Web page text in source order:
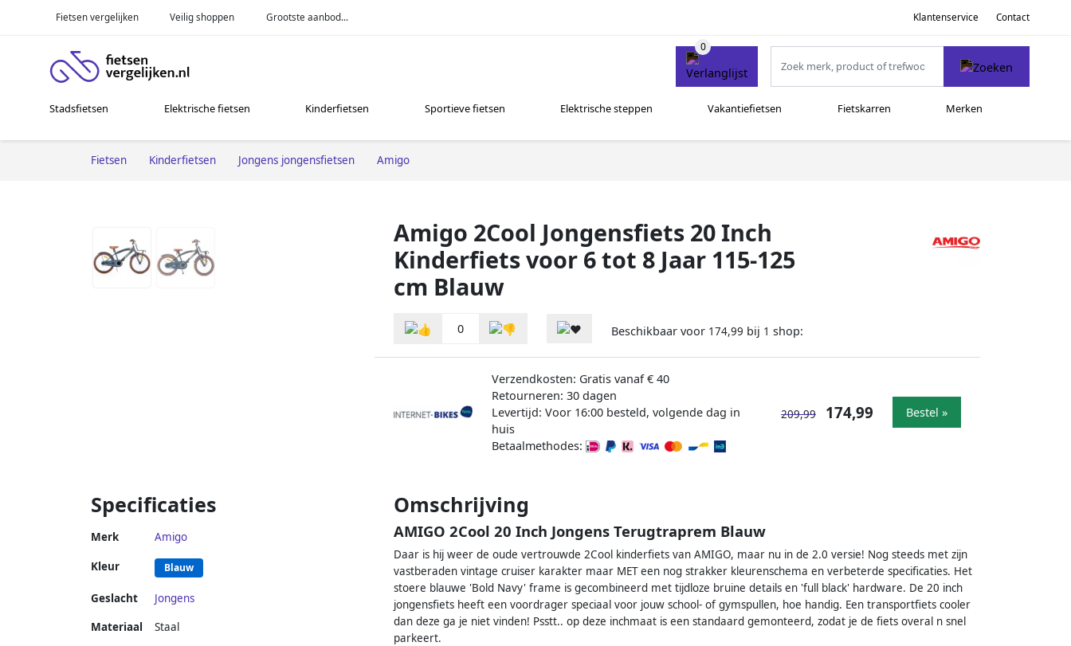
Fietsen vergelijken Veilig shoppen Grootste aanbod... Klantenservice Contact
Stadsfietsen Elektrische fietsen Kinderfietsen Sportieve fietsen Elektrische steppen Vakantiefietsen Fietskarren Merken
Fietsen Kinderfietsen Jongens jongensfietsen Amigo
Amigo 2Cool Jongensfiets 20 Inch
Kinderfiets voor 6 tot 8 Jaar 115-125
cm Blauw
0 Beschikbaar voor 174,99 bij 1 shop:
Verzendkosten: Gratis vanaf € 40
Retourneren: 30 dagen
Levertijd: Voor 16:00 besteld, volgende dag in
huis
Betaalmethodes:
209,99 174,99 Bestel »
Specificaties
Merk Amigo
Kleur Blauw
Geslacht
Jongens
Materiaal
Staal
Omschrijving
AMIGO 2Cool 20 Inch Jongens Terugtraprem Blauw
Daar is hij weer de oude vertrouwde 2Cool kinderfiets van AMIGO, maar nu in de 2.0 versie! Nog steeds met zijn
vastberaden vintage cruiser karakter maar MET een nog strakker kleurenschema en verbeterde specificaties. Het
stoere blauwe 'Bold Navy' frame is gecombineerd met tijdloze bruine details en 'full black' hardware. De 20 inch
jongensfiets heeft een voordrager speciaal voor jouw school- of gymspullen, hoe handig. Een transportfiets cooler
dan deze ga je niet vinden! Psstt.. op deze inchmaat is een standaard gemonteerd, zodat je de fiets overal n snel
parkeert.